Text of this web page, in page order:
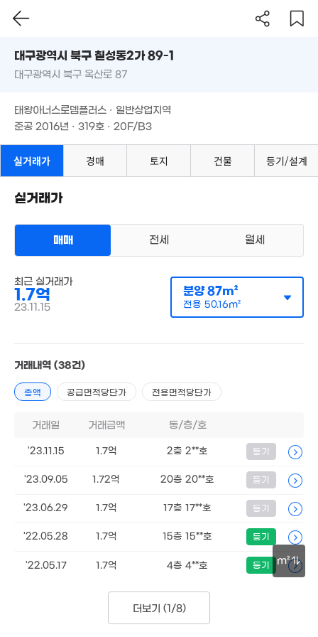
143m²
2.4억
2.02억
매매 1억 7000만원
전용50m²
20억
'23. 05
4.25억
8.2억
3.2억
'15. 10
4.67억
'13. 07
6억
'07. 07
'07. 05
2.95억
'06. 12
필터 매물 탐색
대구시 북구 칠성동2가 89-1
준공 2016년 · 319호 · 20F/B3
m²
대구광역시 북구 칠성동2가 89-1
대구광역시 북구 옥산로 87
태왕아너스로뎀플러스 · 일반상업지역
준공 2016년 · 319호 · 20F/B3
실거래가 경매 토지 건물 등기/설계
실거래가
매매 전세 월세
최근 실거래가
1.7억
23.11.15
분양87m²
전용 50.16m²
거래내역 (38건)
총액 공급면적당단가 전용면적당단가
거래일 거래금액 동/층/호
'23.11.15 1.7억 2층 2**호 등기
'23.09.05 1.72억 20층 20**호 등기
'23.06.29 1.7억 17층 17**호 등기
'22.05.28 1.7억 15층 15**호 등기
'22.05.17 1.7억 4층 4**호 등기
더보기 (1/8)